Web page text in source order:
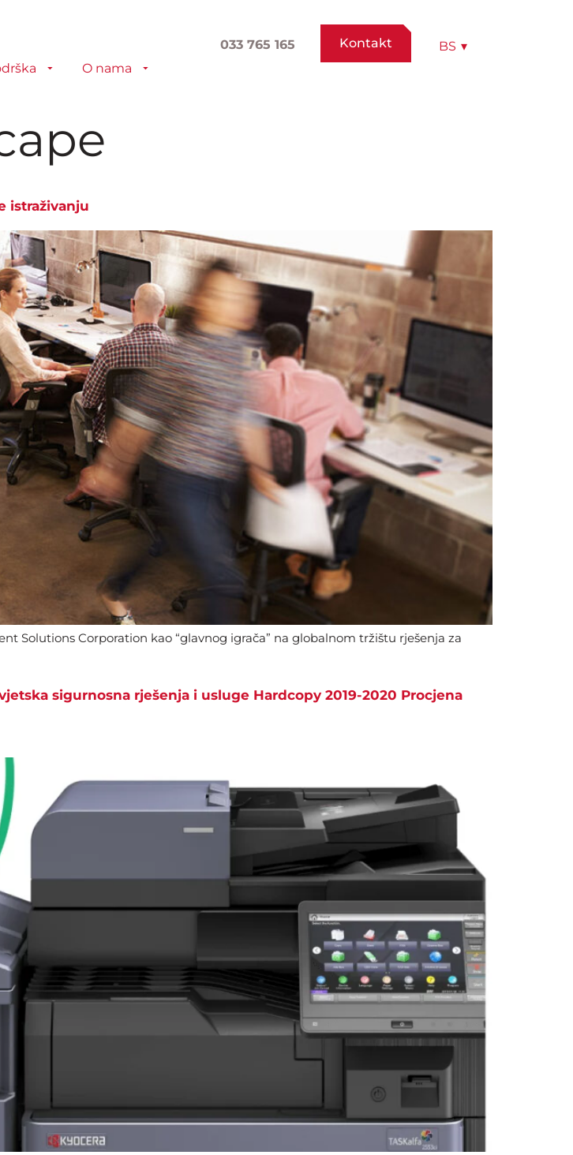
O nama
033 765 165 Kontakt BS ▾
istraživanju
Solutions Corporation kao “glavnog igrača” na globalnom tržištu rješenja za
sigurnosna rješenja i usluge Hardcopy 2019-2020 Procjena